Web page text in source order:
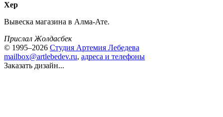
Хер
Вывеска магазина в Алма-Ате.
Прислал Жолдасбек
© 1995–2026 Студия Артемия Лебедева
mailbox@artlebedev.ru, адреса и телефоны
Заказать дизайн...